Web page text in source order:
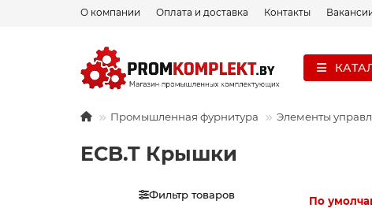
О компании Оплата и доставка Контакты
Промышленная фурнитура Элементы
ECB.T Крышки
Фильтр товаров
По